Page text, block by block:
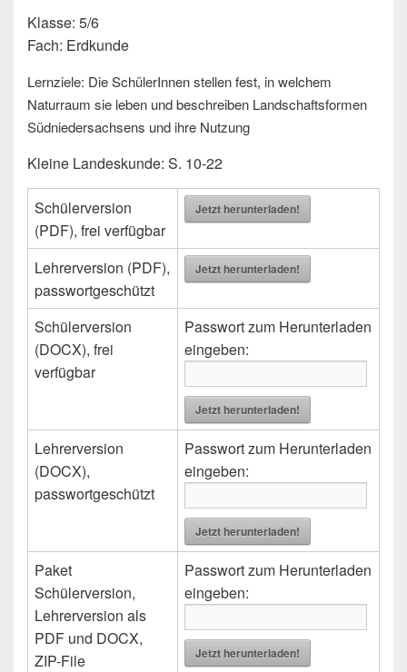
Klasse: 5/6
Fach: Erdkunde
Lernziele: Die SchülerInnen stellen fest, in welchem
Naturraum sie leben und beschreiben Landschaftsformen
Südniedersachsens und ihre Nutzung
Kleine Landeskunde: S. 10-22
Schülerversion
(PDF), frei verfügbar
Jetzt herunterladen!
Lehrerversion (PDF),
passwortgeschützt
Jetzt herunterladen!
Schülerversion
(DOCX), frei
verfügbar
Passwort zum Herunterladen
eingeben:
Jetzt herunterladen!
Lehrerversion
(DOCX),
passwortgeschützt
Passwort zum Herunterladen
eingeben:
Jetzt herunterladen!
Paket
Schülerversion,
Lehrerversion als
PDF und DOCX,
ZIP-File
Passwort zum Herunterladen
eingeben:
Jetzt herunterladen!